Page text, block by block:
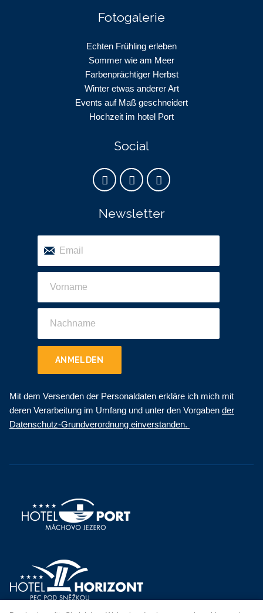
Fotogalerie
Echten Frühling erleben
Sommer wie am Meer
Farbenprächtiger Herbst
Winter etwas anderer Art
Events auf Maß geschneidert
Hochzeit im hotel Port
Social
Newsletter
ANMELDEN
Mit dem Versenden der Personaldaten erkläre ich mich mit
deren Verarbeitung im Umfang und unter den Vorgaben der
Datenschutz-Grundverordnung einverstanden.